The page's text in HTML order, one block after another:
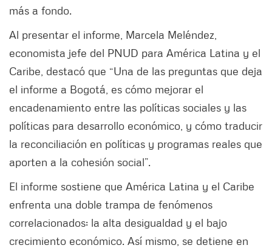
más a fondo.
Al presentar el informe, Marcela Meléndez,
economista jefe del PNUD para América Latina y el
Caribe, destacó que “Una de las preguntas que deja
el informe a Bogotá, es cómo mejorar el
encadenamiento entre las políticas sociales y las
políticas para desarrollo económico, y cómo traducir
la reconciliación en políticas y programas reales que
aporten a la cohesión social”.
El informe sostiene que América Latina y el Caribe
enfrenta una doble trampa de fenómenos
correlacionados: la alta desigualdad y el bajo
crecimiento económico. Así mismo, se detiene en